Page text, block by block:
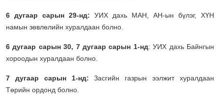
6 дугаар сарын 29-нд: УИХ дахь МАН, АН-ын бүлэг, ХҮН
намын зөвлөлийн хуралдаан болно.
6 дугаар сарын30, 7 дугаар сарын 1-нд: УИХ дахь Байнгын
хороодын хуралдаан болно.
7 дугаар сарын 1-нд: Засгийн газрын ээлжит хуралдаан
Төрийн ордонд болно.